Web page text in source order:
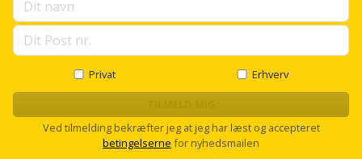
Murbinder
Murpap
Mursten
Koben
Kridtsnor
Lærlingesæt
Landmålerstok
Excentersliber
Excenterslibertilbehør
Fedtsprøjte
Flamingoskærer
Vinduesvasker
Garderobe
Gavekort
s
e
l
l
o
Privat Erhverv
Ved tilmelding bekræfter jeg at jeg har læst og accepteret
betingelserne for nyhedsmailen